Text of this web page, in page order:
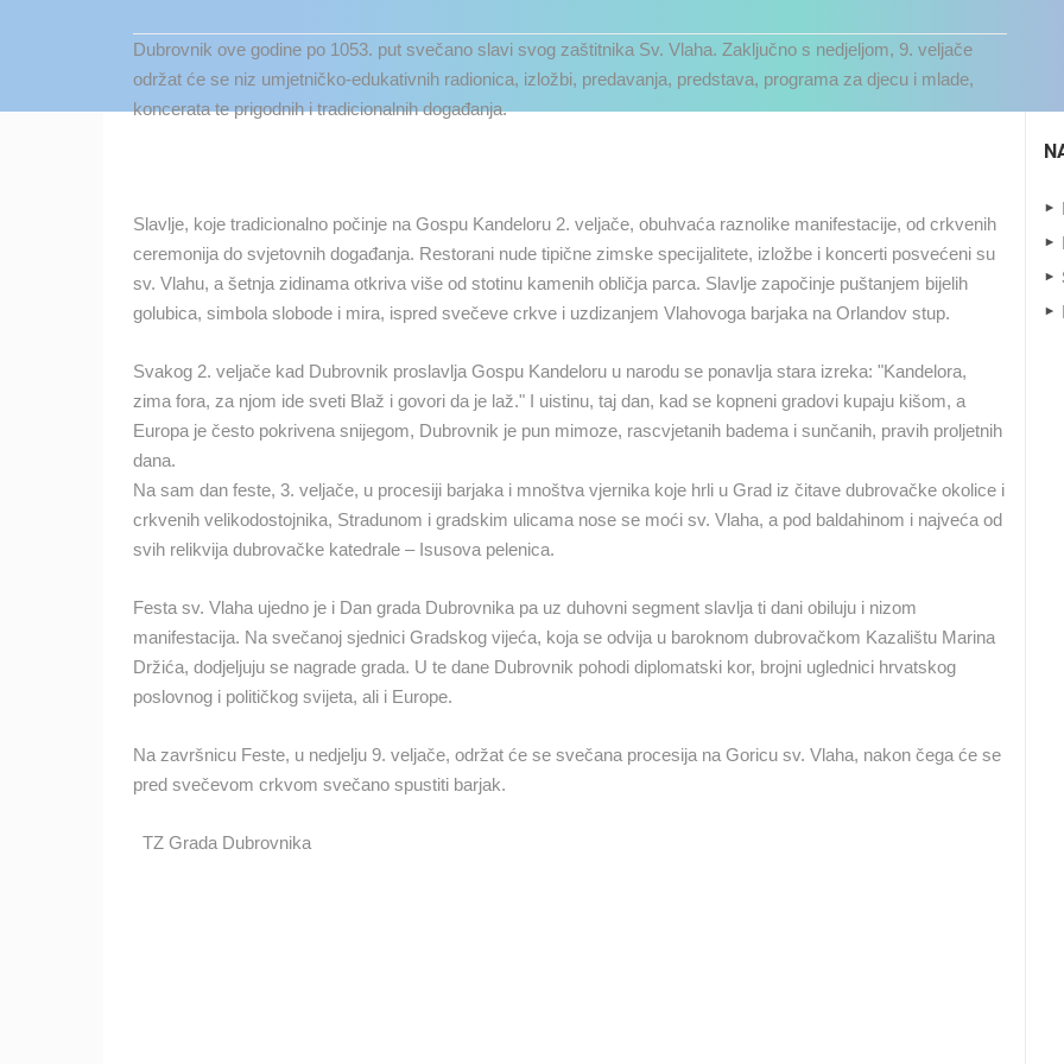
NAS
MEDIJI O
DONACIJE
ZA NOVE
WEB
KAMERE
TERMS OF
USE
PRIVACY
POLICY
BANERI
UŽIVO 0 GLEDATELJ(A)
MRKOPALJ SKIJALIŠTE ČELIMBAŠA
MRKOPALJ
UŽIVO 0 GLEDATELJ(A)
ČELIMBAŠA
MRKOPALJ
UŽIVO 0 GLEDATELJ(A)
RAKOVICA OKRETNA KAMERA
RAKOVICA
KATEGORIJE KAMERA
NAJBOLJE S WEBA GRADOVI I MJESTA HD - OKRETNE KAMERE GRADILIŠTA SKIJANJE I SNIJEG PLAŽE
TRANSPORT I PROMET ZNAMENITOSTI SVJETSKA BAŠTINA SPORT
Dubrovnik ove godine po 1053. put svečano slavi svog zaštitnika Sv. Vlaha. Zaključno s nedjeljom, 9. veljače
održat će se niz umjetničko-edukativnih radionica, izložbi, predavanja, predstava, programa za djecu i mlade,
koncerata te prigodnih i tradicionalnih događanja.
Slavlje, koje tradicionalno počinje na Gospu Kandeloru 2. veljače, obuhvaća raznolike manifestacije, od crkvenih
ceremonija do svjetovnih događanja. Restorani nude tipične zimske specijalitete, izložbe i koncerti posvećeni su
sv. Vlahu, a šetnja zidinama otkriva više od stotinu kamenih obličja parca. Slavlje započinje puštanjem bijelih
golubica, simbola slobode i mira, ispred svečeve crkve i uzdizanjem Vlahovoga barjaka na Orlandov stup.
Svakog 2. veljače kad Dubrovnik proslavlja Gospu Kandeloru u narodu se ponavlja stara izreka: "Kandelora,
zima fora, za njom ide sveti Blaž i govori da je laž." I uistinu, taj dan, kad se kopneni gradovi kupaju kišom, a
Europa je često pokrivena snijegom, Dubrovnik je pun mimoze, rascvjetanih badema i sunčanih, pravih proljetnih
dana.
Na sam dan feste, 3. veljače, u procesiji barjaka i mnoštva vjernika koje hrli u Grad iz čitave dubrovačke okolice i
crkvenih velikodostojnika, Stradunom i gradskim ulicama nose se moći sv. Vlaha, a pod baldahinom i najveća od
svih relikvija dubrovačke katedrale – Isusova pelenica.
Festa sv. Vlaha ujedno je i Dan grada Dubrovnika pa uz duhovni segment slavlja ti dani obiluju i nizom
manifestacija. Na svečanoj sjednici Gradskog vijeća, koja se odvija u baroknom dubrovačkom Kazalištu Marina
Držića, dodjeljuju se nagrade grada. U te dane Dubrovnik pohodi diplomatski kor, brojni uglednici hrvatskog
poslovnog i političkog svijeta, ali i Europe.
Na završnicu Feste, u nedjelju 9. veljače, održat će se svečana procesija na Goricu sv. Vlaha, nakon čega će se
pred svečevom crkvom svečano spustiti barjak.
TZ Grada Dubrovnika